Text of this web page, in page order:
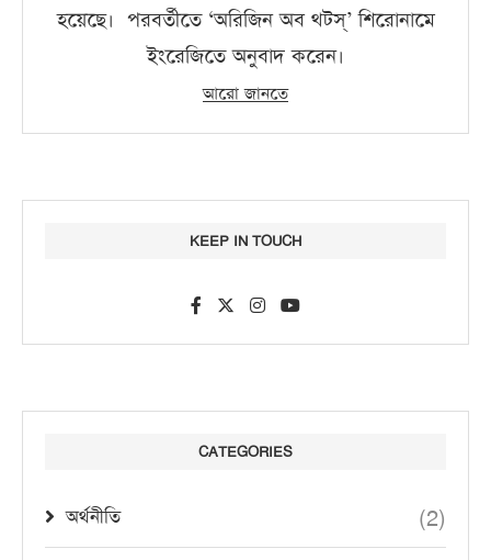
হয়েছে। পরবর্তীতে ‘অরিজিন অব থটস্‌’ শিরোনামে
ইংরেজিতে অনুবাদ করেন।
আরো জানতে
KEEP IN TOUCH
CATEGORIES
অর্থনীতি (2)